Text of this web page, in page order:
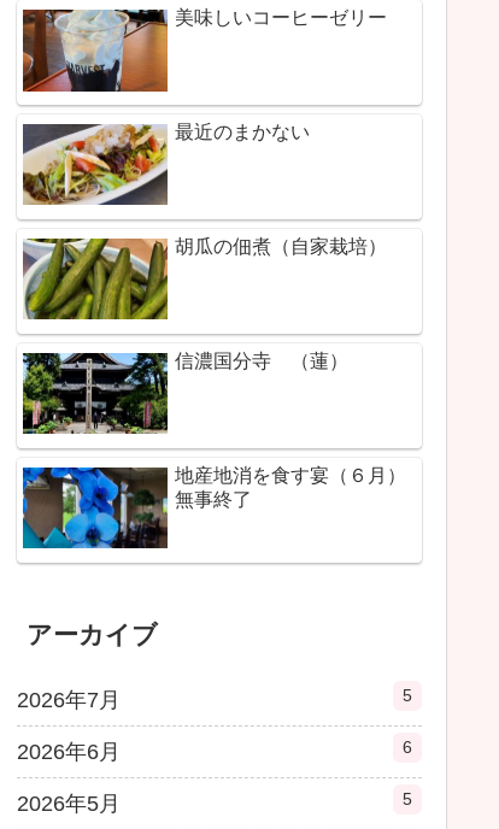
美味しいコーヒーゼリー
最近のまかない
胡瓜の佃煮（自家栽培）
信濃国分寺 （蓮）
地産地消を食す宴（６月）
無事終了
アーカイブ
2026年7月 5
2026年6月 6
2026年5月 5